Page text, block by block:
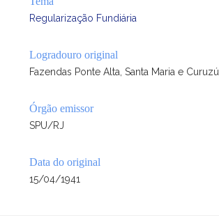
Regularização Fundiária
Logradouro original
Fazendas Ponte Alta, Santa Maria e Curuzú
Órgão emissor
SPU/RJ
Data do original
15/04/1941